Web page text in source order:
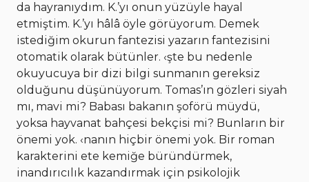
da hayranıydım. K.’yı onun yüzüyle hayal
etmiştim. K.’yı hâlâ öyle görüyorum. Demek
istediğim okurun fantezisi yazarın fantezisini
otomatik olarak bütünler. ‹şte bu nedenle
okuyucuya bir dizi bilgi sunmanın gereksiz
olduğunu düşünüyorum. Tomas’ın gözleri siyah
mı, mavi mi? Babası bakanın şoförü müydü,
yoksa hayvanat bahçesi bekçisi mi? Bunların bir
önemi yok. ‹nanın hiçbir önemi yok. Bir roman
karakterini ete kemiğe büründürmek,
inandırıcılık kazandırmak için psikolojik